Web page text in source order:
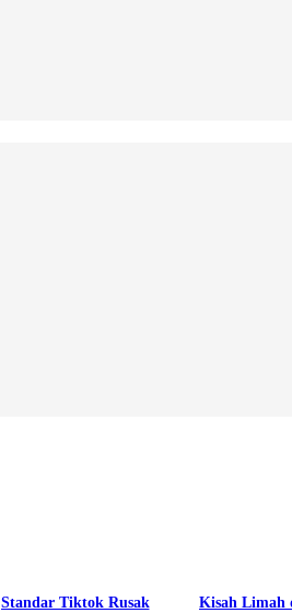
Standar Tiktok Rusak
Kisah Limah